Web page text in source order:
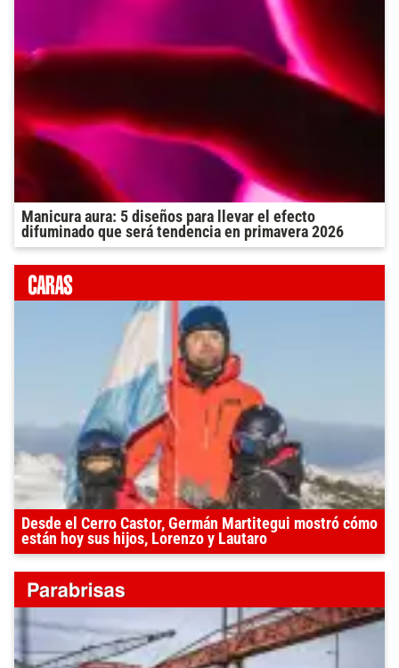
Manicura aura: 5 diseños para llevar el efecto
difuminado que será tendencia en primavera 2026
Desde el Cerro Castor, Germán Martitegui mostró cómo
están hoy sus hijos, Lorenzo y Lautaro